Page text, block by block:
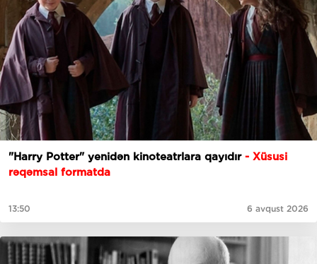
"Harry Potter" yenidən kinoteatrlara qayıdır - Xüsusi
rəqəmsal formatda
13:50 6 avqust 2026